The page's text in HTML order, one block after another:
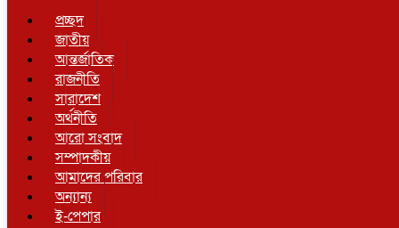
প্রচ্ছদ
জাতীয়
আন্তর্জাতিক
রাজনীতি
সারাদেশ
অর্থনীতি
আরো সংবাদ
সম্পাদকীয়
আমাদের পরিবার
অন্যান্য
ই-পেপার